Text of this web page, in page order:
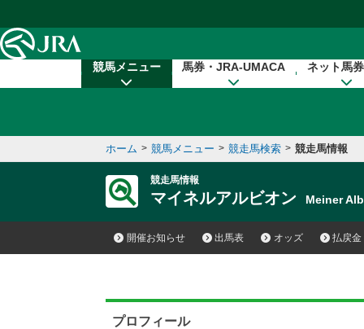
競馬メニュー 馬券・JRA-UMACA ネット馬
ホーム > 競馬メニュー > 競走馬検索 > 競走馬情報
競走馬情報
マイネルアルビオン Meiner
開催お知らせ 出馬表 オッズ 払戻金
プロフィール